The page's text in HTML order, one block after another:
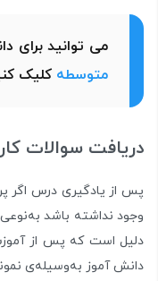
می توانید برای
متوسطه کلیک
دریافت سوالات
پس از یادگیری درس
وجود نداشته باشد
دلیل است که پس از
دانش آموز به‌وسیله‌ی